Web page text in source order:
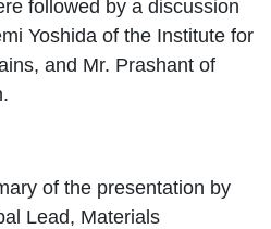
followed by a discussion
Yoshida of the Institute for
and Mr. Prashant of
of the presentation by
Lead, Materials